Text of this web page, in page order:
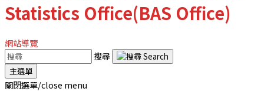
Statistics Office(BAS Office)
網站導覽
搜尋
主選單
關閉選單/close menu